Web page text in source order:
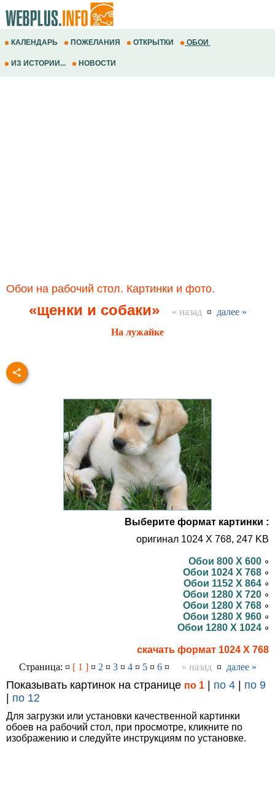
КАЛЕНДАРЬ ПОЖЕЛАНИЯ ОТКРЫТКИ ОБОИ
ИЗ ИСТОРИИ... НОВОСТИ
Обои на рабочий стол. Картинки и фото.
«щенки и собаки» « назад ¤ далее »
На лужайке
Выберите формат картинки :
оригинал 1024 X 768, 247 KB
Обои 800 X 600
Обои 1024 X 768
Обои 1152 X 864
Обои 1280 X 720
Обои 1280 X 768
Обои 1280 X 960
Обои 1280 X 1024
скачать формат 1024 X 768
Страница: ¤ [ 1 ]¤ 2 ¤ 3¤ 4¤ 5¤ 6¤ « назад ¤ далее »
Показывать картинок на странице по 1 | по 4 | по 9
| по 12
Для загрузки или установки качественной картинки
обоев на рабочий стол, при просмотре, кликните по
изображению и следуйте инструкциям по установке.